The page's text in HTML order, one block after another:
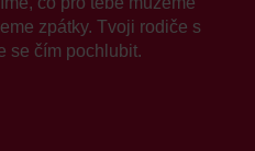
zpátky. Tvoji rodiče s
se čím pochlubit.